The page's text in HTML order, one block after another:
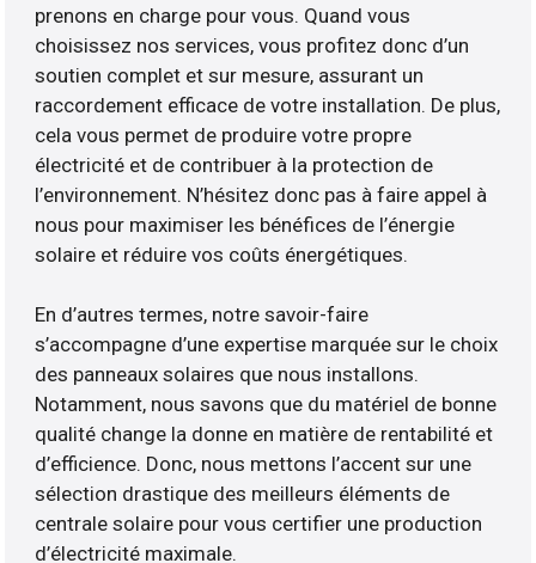
prenons en charge pour vous. Quand vous
choisissez nos services, vous profitez donc d’un
soutien complet et sur mesure, assurant un
raccordement efficace de votre installation. De plus,
cela vous permet de produire votre propre
électricité et de contribuer à la protection de
l’environnement. N’hésitez donc pas à faire appel à
nous pour maximiser les bénéfices de l’énergie
solaire et réduire vos coûts énergétiques.
En d’autres termes, notre savoir-faire
s’accompagne d’une expertise marquée sur le choix
des panneaux solaires que nous installons.
Notamment, nous savons que du matériel de bonne
qualité change la donne en matière de rentabilité et
d’efficience. Donc, nous mettons l’accent sur une
sélection drastique des meilleurs éléments de
centrale solaire pour vous certifier une production
d’électricité maximale.